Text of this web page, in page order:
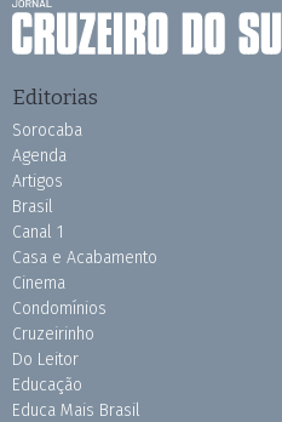
Editorias
Sorocaba
Agenda
Artigos
Brasil
Canal 1
Casa e Acabamento
Cinema
Condomínios
Cruzeirinho
Do Leitor
Educação
Educa Mais Brasil